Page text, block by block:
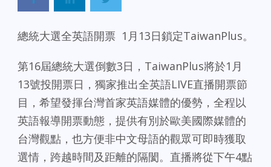
總統大選全英語開票 1月13日鎖定TaiwanPlus。
第16屆總統大選倒數3日，TaiwanPlus將於1月
13號投開票日，獨家推出全英語LIVE直播開票節
目，希望發揮台灣首家英語媒體的優勢，全程以
英語報導開票動態，提供有別於歐美國際媒體的
台灣觀點，也方便非中文母語的觀眾可即時獲取
選情，跨越時間及距離的隔閡。直播將從下午4點